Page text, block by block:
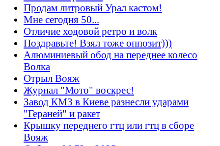
Продам литровый Урал кастом!
Мне сегодня 50...
Отличие ходовой ретро и волк
Поздравьте! Взял тоже оппозит)))
Алюминиевый обод на переднее колесо
Волка
Отрыл Вояж
Журнал "Мото" воскрес!
Завод КМЗ в Киеве разнесли ударами
"Гераней" и ракет
Крышку переднего гтц или гтц в сборе
Вояж